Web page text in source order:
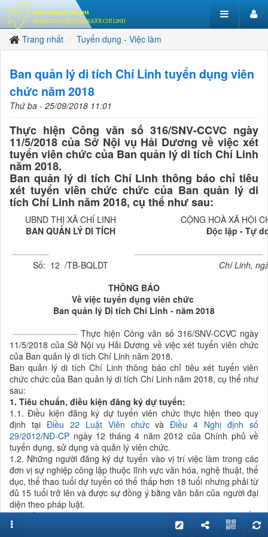
Trang nhất Tuyển dụng - Việc làm
Ban quản lý di tích Chí Linh tuyển dụng viên
chức năm 2018
Thứ ba - 25/09/2018 11:01
Thực hiện Công văn số 316/SNV-CCVC ngày
11/5/2018 của Sở Nội vụ Hải Dương về việc xét
tuyển viên chức của Ban quản lý di tích Chí Linh
năm 2018.
Ban quản lý di tích Chí Linh thông báo chỉ tiêu
xét tuyển viên chức chức của Ban quản lý di
tích Chí Linh năm 2018, cụ thể như sau:
UBND THỊ XÃ CHÍ LINH
BAN QUẢN LÝ DI TÍCH
Số: 12 /TB-BQLDT
CỘNG HOÀ XÃ HỘI
Độc lập - Tự
Chí Linh, ngày 24
THÔNG BÁO
Về việc tuyển dụng viên chức
Ban quản lý Di tích Chí Linh - năm 2018
Thực hiện Công văn số 316/SNV-CCVC ngày
11/5/2018 của Sở Nội vụ Hải Dương về việc xét tuyển viên chức
của Ban quản lý di tích Chí Linh năm 2018.
Ban quản lý di tích Chí Linh thông báo chỉ tiêu xét tuyển viên
chức chức của Ban quản lý di tích Chí Linh năm 2018, cụ thể như
sau:
1. Tiêu chuẩn, điều kiện đăng ký dự tuyển:
1.1. Điều kiện đăng ký dự tuyển viên chức thực hiện theo quy
định tại Điều 22 Luật Viên chứcvàĐiều 4 Nghị định số
29/2012/NĐ-CP ngày 12 tháng 4 năm 2012 của Chính phủ về
tuyển dụng, sử dụng và quản lý viên chức.
1.2. Những người đăng ký dự tuyển vào vị trí việc làm trong các
đơn vị sự nghiệp công lập thuộc lĩnh vực văn hóa, nghệ thuật, thể
dục, thể thao tuổi dự tuyển có thể thấp hơn 18 tuổi nhưng phải từ
đủ 15 tuổi trở lên và được sự đồng ý bằng văn bản của người đại
diện theo pháp luật.
2. Chỉ tiêu, vị trí việc làm và ngành (chuyên ngành) cần
tuyển: